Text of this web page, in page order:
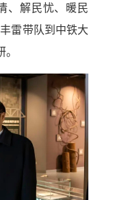
、解民忧、暖民
雷带队到中铁大
。